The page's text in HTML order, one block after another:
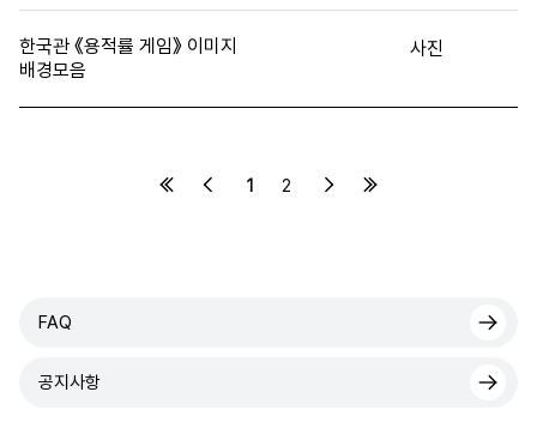
한국관 《용적률 게임》 이미지
배경모음
사진
1 2
FAQ
공지사항